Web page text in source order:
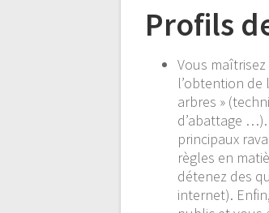
Profils
Vous
l’obtention de
arbres »
d’abattage
principaux
règles en
détenez des
internet).